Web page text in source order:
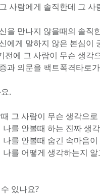
사람에게 솔직한데 그
을 만나지 않을때의 솔직
에게 말하지 않은 본심이
전에 그 사람이 무슨 생각
과 의문을 팩트폭격타로
.
그 사람이 무슨 생각으
를 안볼때 하는 진짜 생
를 안볼때 숨긴 속마음
를 어떻게 생각하는지
있나요?